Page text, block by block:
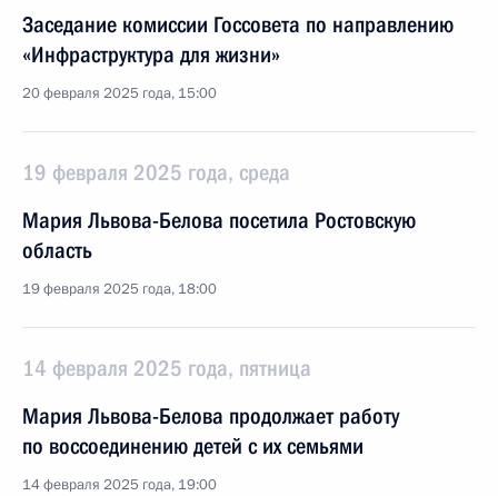
Заседание комиссии Госсовета по направлению
«Инфраструктура для жизни»
20 февраля 2025 года, 15:00
19 февраля 2025 года, среда
Мария Львова-Белова посетила Ростовскую
область
19 февраля 2025 года, 18:00
14 февраля 2025 года, пятница
Мария Львова-Белова продолжает работу
по воссоединению детей с их семьями
14 февраля 2025 года, 19:00